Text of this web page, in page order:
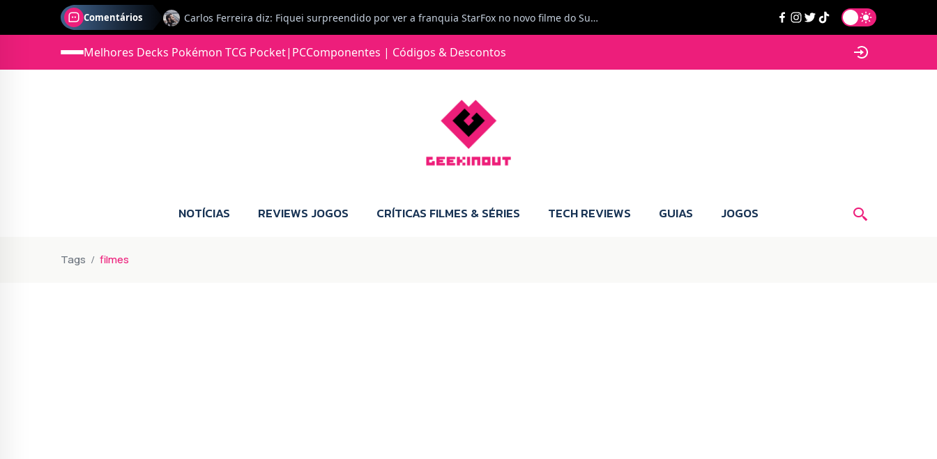
Comentários Carlos Ferreira diz: Fiquei surpreendido por ver a franquia StarFox no novo filme do Super Mario Galaxy - O filme. Boa! O tema de espaço está de novo na moda.
Jonas diz: Estou seriamente com vontade para comprar para a Switch 2 :P
Melhores Decks Pokémon TCG Pocket| PCComponentes | Códigos & Descontos
NOTÍCIAS REVIEWS JOGOS CRÍTICAS FILMES & SÉRIES TECH REVIEWS GUIAS JOGOS
Tags filmes